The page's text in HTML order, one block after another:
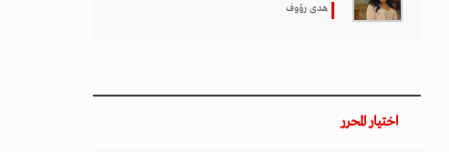
هدى رؤوف
اختيار المحرر